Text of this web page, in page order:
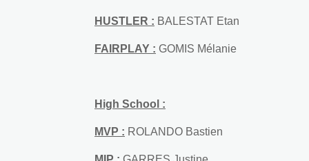
HUSTLER : BALESTAT Etan
FAIRPLAY : GOMIS Mélanie
High School :
MVP : ROLANDO Bastien